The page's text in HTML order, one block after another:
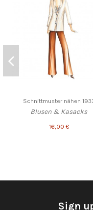
Schnittmuster nähen
Blusen & Kasacks
16,00 €
Sign